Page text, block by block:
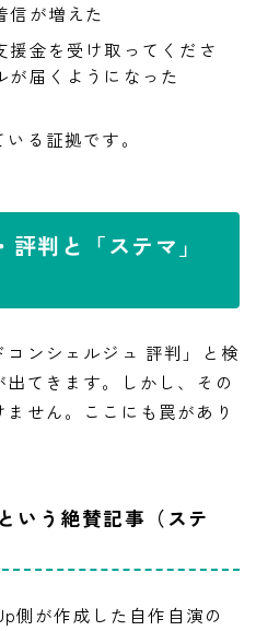
信が増えた
援金を受け取ってくださ
が届くようになった
る証拠です。
判と「ステマ」
ンシェルジュ 評判」と検
てきます。しかし、その
せん。ここにも罠があり
いう絶賛記事（ステ
側が作成した自作自演の